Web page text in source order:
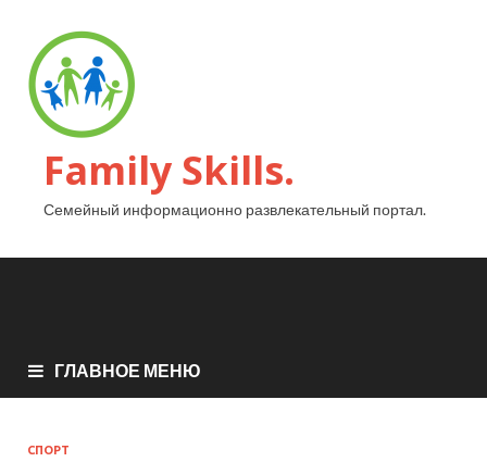
Family Skills.
Семейный информационно развлекательный портал.
ГЛАВНОЕ МЕНЮ
СПОРТ